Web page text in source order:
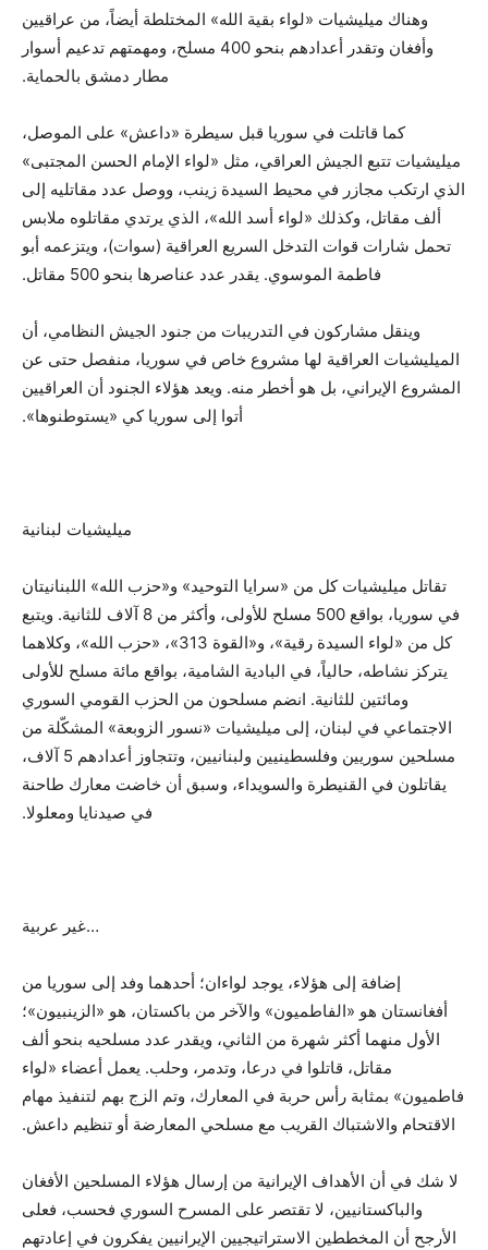
وهناك ميليشيات «لواء بقية الله» المختلطة أيضاً، من عراقيين
وأفغان وتقدر أعدادهم بنحو 400 مسلح، ومهمتهم تدعيم أسوار
مطار دمشق بالحماية.
كما قاتلت في سوريا قبل سيطرة «داعش» على الموصل،
ميليشيات تتبع الجيش العراقي، مثل «لواء الإمام الحسن المجتبى»
الذي ارتكب مجازر في محيط السيدة زينب، ووصل عدد مقاتليه إلى
ألف مقاتل، وكذلك «لواء أسد الله»، الذي يرتدي مقاتلوه ملابس
تحمل شارات قوات التدخل السريع العراقية (سوات)، ويتزعمه أبو
فاطمة الموسوي. يقدر عدد عناصرها بنحو 500 مقاتل.
وينقل مشاركون في التدريبات من جنود الجيش النظامي، أن
الميليشيات العراقية لها مشروع خاص في سوريا، منفصل حتى عن
المشروع الإيراني، بل هو أخطر منه. ويعد هؤلاء الجنود أن العراقيين
أتوا إلى سوريا كي «يستوطنوها».
ميليشيات لبنانية
تقاتل ميليشيات كل من «سرايا التوحيد» و«حزب الله» اللبنانيتان
في سوريا، بواقع 500 مسلح للأولى، وأكثر من 8 آلاف للثانية. ويتبع
كل من «لواء السيدة رقية»، و«القوة 313»، «حزب الله»، وكلاهما
يتركز نشاطه، حالياً، في البادية الشامية، بواقع مائة مسلح للأولى
ومائتين للثانية. انضم مسلحون من الحزب القومي السوري
الاجتماعي في لبنان، إلى ميليشيات «نسور الزوبعة» المشكّلة من
مسلحين سوريين وفلسطينيين ولبنانيين، وتتجاوز أعدادهم 5 آلاف،
يقاتلون في القنيطرة والسويداء، وسبق أن خاضت معارك طاحنة
في صيدنايا ومعلولا.
…غير عربية
إضافة إلى هؤلاء، يوجد لواءان؛ أحدهما وفد إلى سوريا من
أفغانستان هو «الفاطميون» والآخر من باكستان، هو «الزينبيون»؛
الأول منهما أكثر شهرة من الثاني، ويقدر عدد مسلحيه بنحو ألف
مقاتل، قاتلوا في درعا، وتدمر، وحلب. يعمل أعضاء «لواء
فاطميون» بمثابة رأس حربة في المعارك، وتم الزج بهم لتنفيذ مهام
الاقتحام والاشتباك القريب مع مسلحي المعارضة أو تنظيم داعش.
لا شك في أن الأهداف الإيرانية من إرسال هؤلاء المسلحين الأفغان
والباكستانيين، لا تقتصر على المسرح السوري فحسب، فعلى
الأرجح أن المخططين الاستراتيجيين الإيرانيين يفكرون في إعادتهم